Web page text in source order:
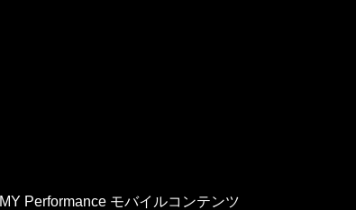
MY Performance モバイルコンテンツ